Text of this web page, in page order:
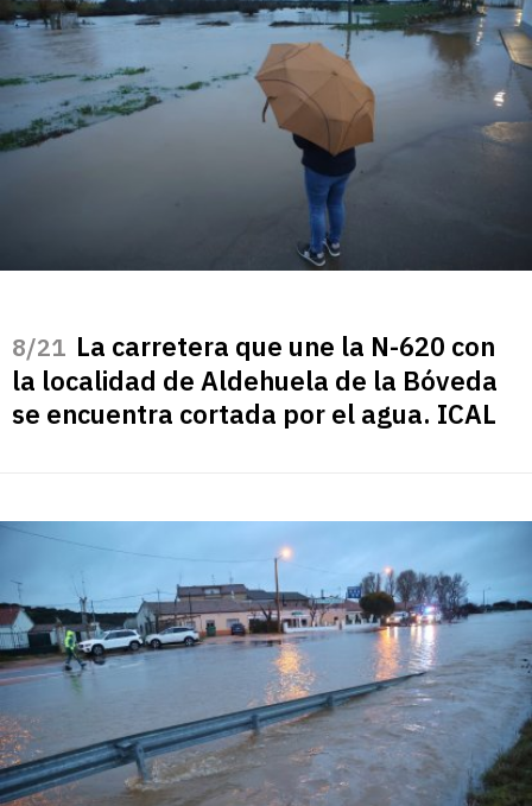
/21 La carretera que une la N-620 con
la localidad de Aldehuela de la Bóveda
se encuentra cortada por el agua. ICAL